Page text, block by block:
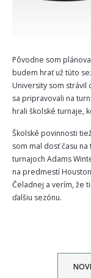
Pôvodne som
budem hrať už túto
University som strávil
sa pripravovali na
hrali školské turnaje,
Školské povinnosti
som mal dosť času
turnajoch Adams
na predmestí
Čeladnej a verím, že
ďalšiu sezónu.